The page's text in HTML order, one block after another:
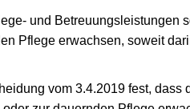
und Betreuungsleistungen
Pflege erwachsen, soweit
vom 3.4.2019 fest,